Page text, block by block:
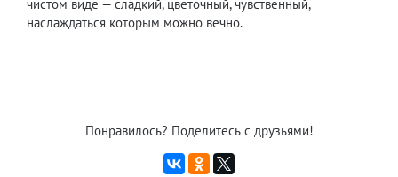
чистом виде — сладкий, цветочный, чувственный,
наслаждаться которым можно вечно.
Понравилось? Поделитесь с друзьями!